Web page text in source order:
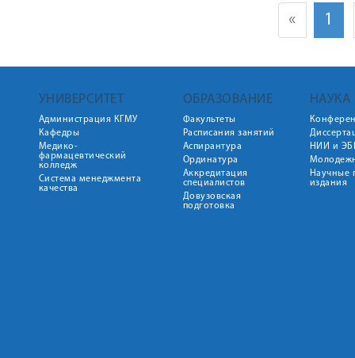
« 1
УНИВЕРСИТЕТ
Администрация КГМУ
Кафедры
Медико-
фармацевтический
колледж
Система менеджмента
качества
ОБРАЗОВАНИЕ
Факультеты
Расписания занятий
Аспирантура
Ординатура
Аккредитация
специалистов
Довузовская
подготовка
НАУКА
НИИ и
Научные
издания